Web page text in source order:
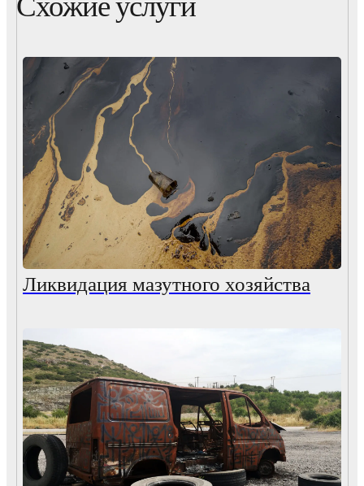
Ликвидация мазутного хозяйства